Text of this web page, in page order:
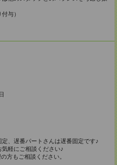
与）
、遅番パートさんは遅番固定です♪
軽にご相談ください♪
方もご相談ください。